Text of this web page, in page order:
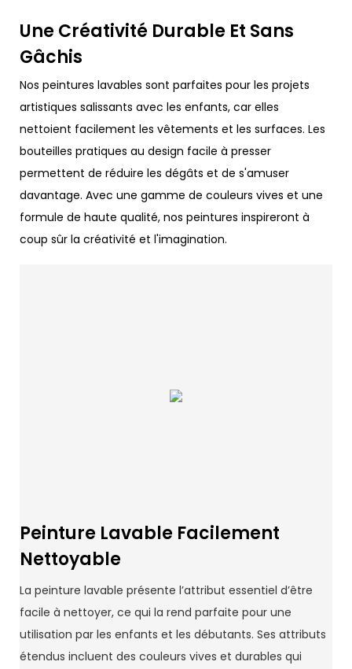
Une Créativité Durable Et Sans
Gâchis
Nos peintures lavables sont parfaites pour les projets
artistiques salissants avec les enfants, car elles
nettoient facilement les vêtements et les surfaces. Les
bouteilles pratiques au design facile à presser
permettent de réduire les dégâts et de s'amuser
davantage. Avec une gamme de couleurs vives et une
formule de haute qualité, nos peintures inspireront à
coup sûr la créativité et l'imagination.
Peinture Lavable Facilement
Nettoyable
La peinture lavable présente l’attribut essentiel d’être
facile à nettoyer, ce qui la rend parfaite pour une
utilisation par les enfants et les débutants. Ses attributs
étendus incluent des couleurs vives et durables qui